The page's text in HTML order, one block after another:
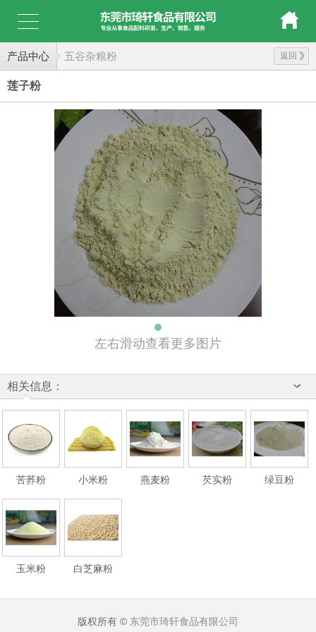
产品中心 返回
五谷杂粮粉
莲子粉
左右滑动查看更多图片
相关信息：
苦荞粉 小米粉 燕麦粉 芡实粉 绿豆粉
玉米粉 白芝麻粉
版权所有 © 东莞市琦轩食品有限公司